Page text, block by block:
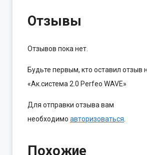
Отзывы
Отзывов пока нет.
Будьте первым, кто оставил отзыв
«Ак.система 2.0 Perfeo WAVE»
Для отправки отзыва вам
необходимо авторизоваться
Похожие